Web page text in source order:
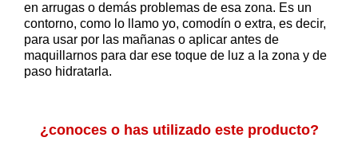
en arrugas o demás problemas de esa zona. Es un
contorno, como lo llamo yo, comodín o extra, es decir,
para usar por las mañanas o aplicar antes de
maquillarnos para dar ese toque de luz a la zona y de
paso hidratarla.
¿conoces o has utilizado este producto?